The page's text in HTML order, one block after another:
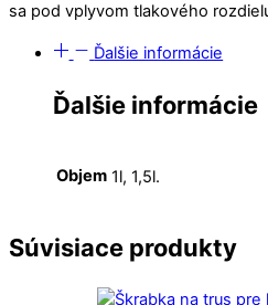
sa pod vplyvom tlakového
Ďalšie informácie
Ďalšie informácie
Objem 1l, 1,5l.
Súvisiace produkty